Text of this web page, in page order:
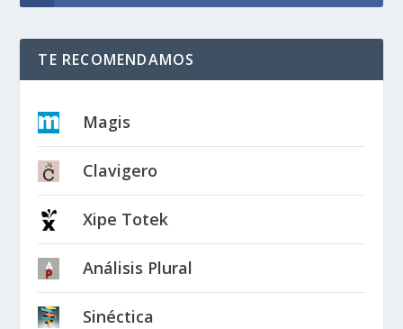
TE RECOMENDAMOS
Magis
Clavigero
Xipe Totek
Análisis Plural
Sinéctica